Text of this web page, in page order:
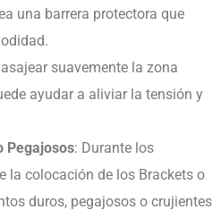
una barrera protectora que
suavemente la zona
ayudar a aliviar la tensión y
Pegajosos: Durante los
la colocación de los Brackets o
duros, pegajosos o crujientes